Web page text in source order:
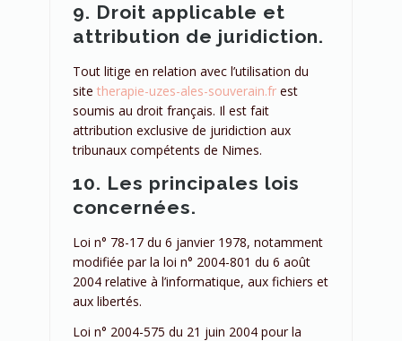
9. Droit applicable et
attribution de juridiction.
Tout litige en relation avec l’utilisation du
site therapie-uzes-ales-souverain.fr est
soumis au droit français. Il est fait
attribution exclusive de juridiction aux
tribunaux compétents de Nimes.
10. Les principales lois
concernées.
Loi n° 78-17 du 6 janvier 1978, notamment
modifiée par la loi n° 2004-801 du 6 août
2004 relative à l’informatique, aux fichiers et
aux libertés.
Loi n° 2004-575 du 21 juin 2004 pour la